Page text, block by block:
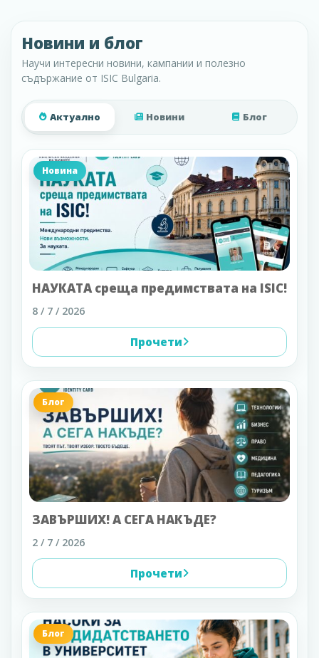
Новини и блог
Научи интересни новини, кампании и полезно
съдържание от ISIC Bulgaria.
Актуално Новини Блог
Новина
НАУКАТА среща предимствата на ISIC!
8 / 7 / 2026
Прочети
Блог
ЗАВЪРШИХ! А СЕГА НАКЪДЕ?
2 / 7 / 2026
Прочети
Блог